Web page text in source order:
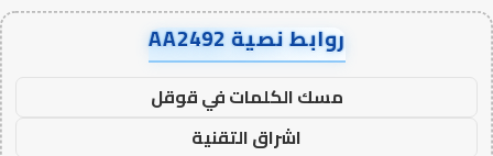
روابط نصية AA2492
مسك الكلمات في قوقل
اشراق التقنية